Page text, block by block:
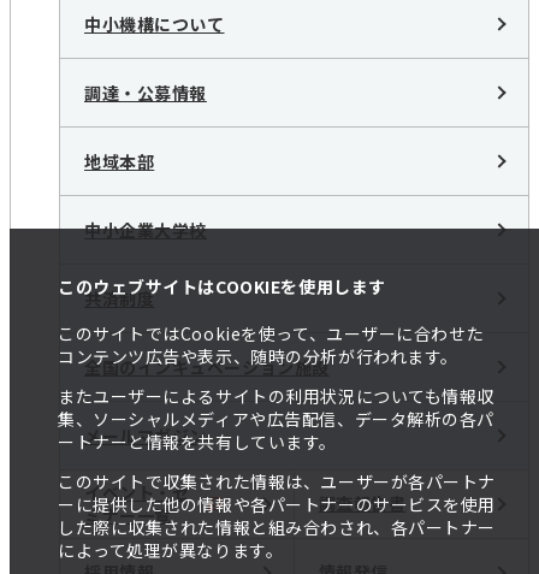
このウェブサイトはCOOKIEを使用します
このサイトではCookieを使って、ユーザーに合わせた
コンテンツ広告や表示、随時の分析が行われます。
またユーザーによるサイトの利用状況についても情報収
集、ソーシャルメディアや広告配信、データ解析の各パ
ートナーと情報を共有しています。
このサイトで収集された情報は、ユーザーが各パートナ
ーに提供した他の情報や各パートナーのサービスを使用
した際に収集された情報と組み合わされ、各パートナー
によって処理が異なります。
中小機構について
調達・公募情報
地域本部
中小企業大学校
共済制度
全国のインキュベーション施設
メールマガジン
イベント・セ
ミナー一覧
調査報告書